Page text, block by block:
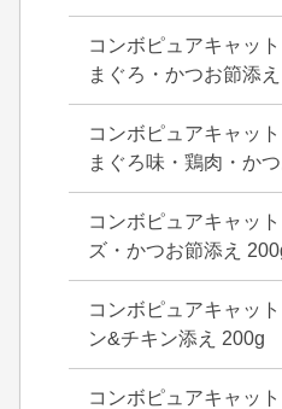
コンボピュアキャッ
まぐろ・かつお節添
コンボピュアキャッ
まぐろ味・鶏肉・か
コンボピュアキャッ
ズ・かつお節添え
コンボピュアキャッ
ン&チキン添え 200g
コンボピュアキャッ